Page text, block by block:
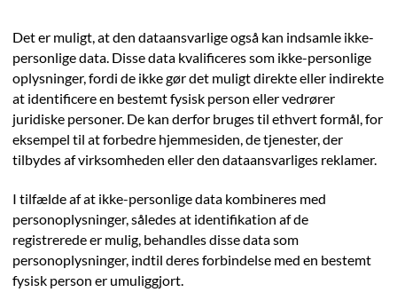
Det er muligt, at den dataansvarlige også kan indsamle ikke-
personlige data. Disse data kvalificeres som ikke-personlige
oplysninger, fordi de ikke gør det muligt direkte eller indirekte
at identificere en bestemt fysisk person eller vedrører
juridiske personer. De kan derfor bruges til ethvert formål, for
eksempel til at forbedre hjemmesiden, de tjenester, der
tilbydes af virksomheden eller den dataansvarliges reklamer.
I tilfælde af at ikke-personlige data kombineres med
personoplysninger, således at identifikation af de
registrerede er mulig, behandles disse data som
personoplysninger, indtil deres forbindelse med en bestemt
fysisk person er umuliggjort.